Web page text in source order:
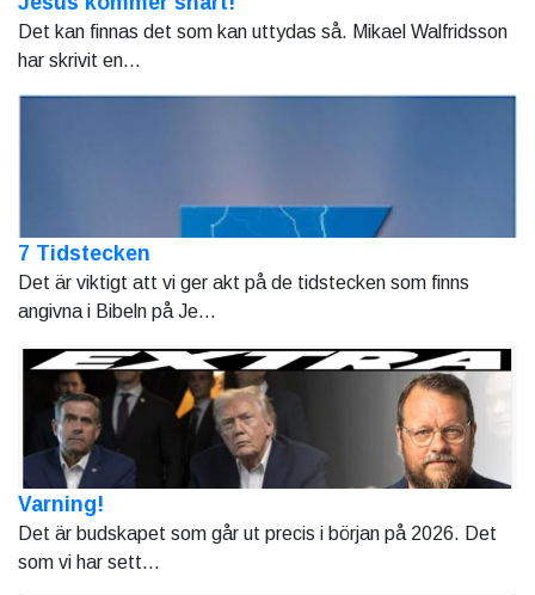
Det kan finnas det som kan uttydas så. Mikael Walfridsson
har skrivit en...
7 Tidstecken
Det är viktigt att vi ger akt på de tidstecken som finns
angivna i Bibeln på Je...
Varning!
Det är budskapet som går ut precis i början på 2026. Det
som vi har sett...